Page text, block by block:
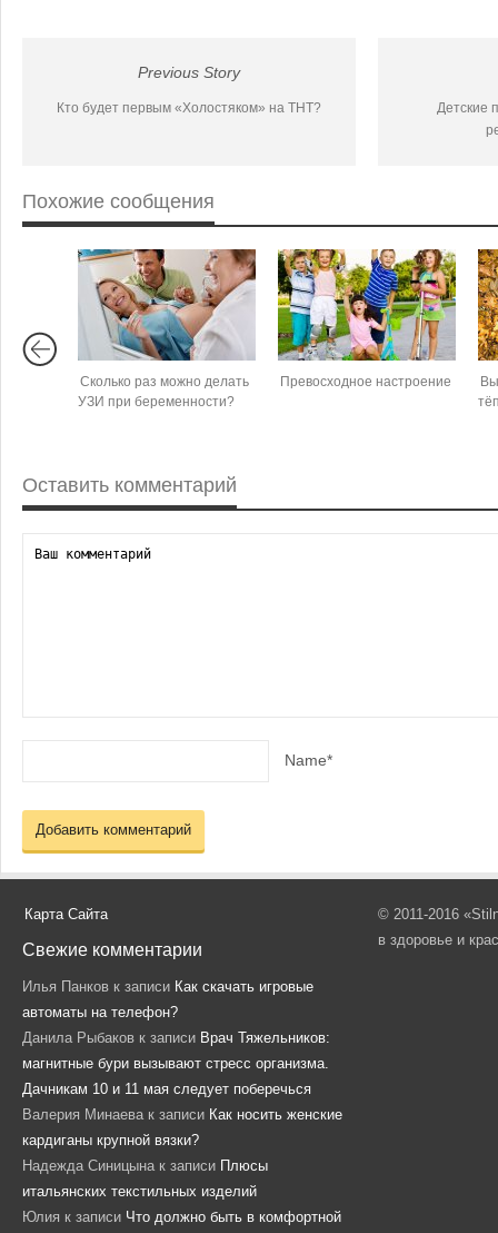
Previous Story
Кто будет первым «Холостяком» на ТНТ?
Детские
Похожие сообщения
Сколько раз можно делать
УЗИ при беременности?
Превосходное настроение
Оставить комментарий
Name*
Карта Сайта
Свежие комментарии
Илья Панков к записи Как скачать игровые
автоматы на телефон?
Данила Рыбаков к записи Врач Тяжельников:
магнитные бури вызывают стресс организма.
Дачникам 10 и 11 мая следует поберечься
Валерия Минаева к записи Как носить женские
кардиганы крупной вязки?
Надежда Синицына к записи Плюсы
итальянских текстильных изделий
Юлия к записи Что должно быть в комфортной
© 2011-2016
в здоровье и